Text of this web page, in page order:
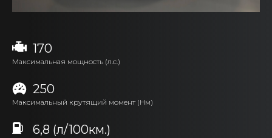
170
Максимальная мощность (л.с.)
250
Максимальный крутящий момент (Нм)
6,8 (л/100км.)